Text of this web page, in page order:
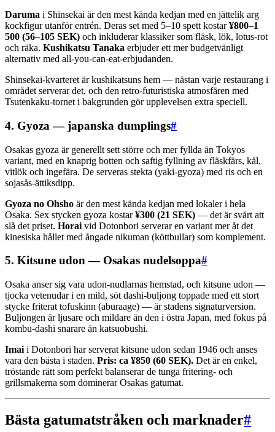
Daruma i Shinsekai är den mest kända kedjan med en jättelik arg
kockfigur utanför entrén. Deras set med 5–10 spett kostar¥800–1
500 (56–105 SEK) och inkluderar klassiker som fläsk, lök, lotus-rot
och räka. Kushikatsu Tanaka erbjuder ett mer budgetvänligt
alternativ med all-you-can-eat-erbjudanden.
Shinsekai-kvarteret är kushikatsuns hem — nästan varje restaurang i
området serverar det, och den retro-futuristiska atmosfären med
Tsutenkaku-tornet i bakgrunden gör upplevelsen extra speciell.
4. Gyoza — japanska dumplings#
Osakas gyoza är generellt sett större och mer fyllda än Tokyos
variant, med en knaprig botten och saftig fyllning av fläskfärs, kål,
vitlök och ingefära. De serveras stekta (yaki-gyoza) med ris och en
sojasås-ättiksdipp.
Gyoza no Ohsho är den mest kända kedjan med lokaler i hela
Osaka. Sex stycken gyoza kostar¥300 (21 SEK) — det är svårt att
slå det priset. Horai vid Dotonbori serverar en variant mer åt det
kinesiska hållet med ångade nikuman (köttbullar) som komplement.
5. Kitsune udon — Osakas nudelsoppa#
Osaka anser sig vara udon-nudlarnas hemstad, och kitsune udon —
tjocka vetenudar i en mild, söt dashi-buljong toppade med ett stort
stycke friterat tofuskinn (aburaage) — är stadens signaturversion.
Buljongen är ljusare och mildare än den i östra Japan, med fokus på
kombu-dashi snarare än katsuobushi.
Imai i Dotonbori har serverat kitsune udon sedan 1946 och anses
vara den bästa i staden. Pris: ca ¥850 (60 SEK). Det är en enkel,
tröstande rätt som perfekt balanserar de tunga fritering- och
grillsmakerna som dominerar Osakas gatumat.
Bästa gatumatstråken och marknader#